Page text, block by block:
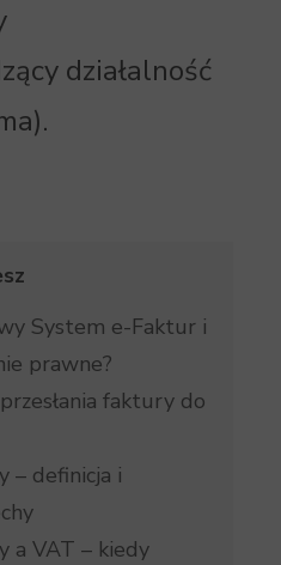
działalność
System e-Faktur i
prawne?
faktury do
– definicja i
a VAT – kiedy